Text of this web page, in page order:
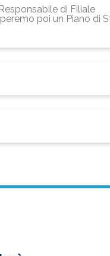
di Filiale
poi un Piano di